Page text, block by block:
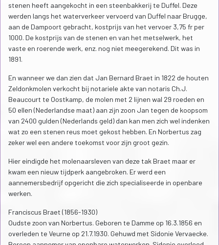
stenen heeft aangekocht in een steenbakkerij te Duffel. Deze
werden langs het waterverkeer vervoerd van Duffel naar Brugge,
aan de Dampoort gebracht, kostprijs van het vervoer 3,75 fr per
1000. De kostprijs van de stenen en van het metselwerk, het
vaste en roerende werk, enz. nog niet meegerekend. Dit was in
1891.
En wanneer we dan zien dat Jan Bernard Braet in 1822 de houten
Zeldonkmolen verkocht bij notariele akte van notaris Ch.J.
Beaucourt te Oostkamp, de molen met 2 lijnen wal 29 roeden en
50 ellen (Nederlandse maat) aan zijn zoon Jan tegen de koopsom
van 2400 gulden (Nederlands geld) dan kan men zich wel indenken
wat zo een stenen reus moet gekost hebben. En Norbertus zag
zeker wel een andere toekomst voor zijn groot gezin.
Hier eindigde het molenaarsleven van deze tak Braet maar er
kwam een nieuw tijdperk aangebroken. Er werd een
aannemersbedrijf opgericht die zich specialiseerde in openbare
werken.
Franciscus Braet (1856-1930)
Oudste zoon van Norbertus. Geboren te Damme op 16.3.1856 en
overleden te Veurne op 21.7.1930. Gehuwd met Sidonie Vervaecke.